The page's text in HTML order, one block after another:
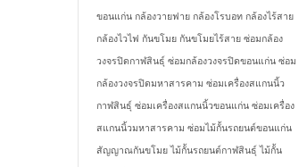
ขอนแก่น กล้องวายฟาย กล้องโรบอท กล้องไร้สาย
กล้องไวไฟ กันขโมย กันขโมยไร้สาย ซ่อมกล้อง
วงจรปิดกาฬสินธุ์ ซ่อมกล้องวงจรปิดขอนแก่น ซ่อม
กล้องวงจรปิดมหาสารคาม ซ่อมเครื่องสแกนนิ้ว
กาฬสินธุ์ ซ่อมเครื่องสแกนนิ้วขอนแก่น ซ่อมเครื่อง
สแกนนิ้วมหาสารคาม ซ่อมไม้กั้นรถยนต์ขอนแก่น
สัญญาณกันขโมย ไม้กั้นรถยนต์กาฬสินธุ์ ไม้กั้น